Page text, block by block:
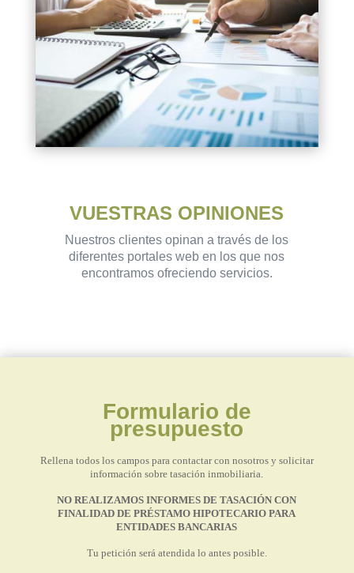
VUESTRAS OPINIONES
Nuestros clientes opinan a través de los
diferentes portales web en los que nos
encontramos ofreciendo servicios.
Formulario de
presupuesto
Rellena todos los campos para contactar con nosotros y solicitar
información sobre tasación inmobiliaria.
NO REALIZAMOS INFORMES DE TASACIÓN CON
FINALIDAD DE PRÉSTAMO HIPOTECARIO PARA
ENTIDADES BANCARIAS
Tu petición será atendida lo antes posible.